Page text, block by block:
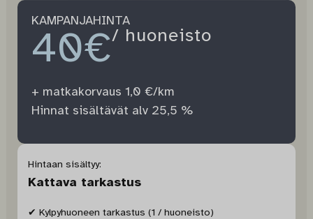
KAMPANJAHINTA
40€/ huoneisto
+ matkakorvaus 1,0 €/km
Hinnat sisältävät alv 25,5 %
Hintaan sisältyy:
Kattava tarkastus
✔ Kylpyhuoneen tarkastus (1 / huoneisto)